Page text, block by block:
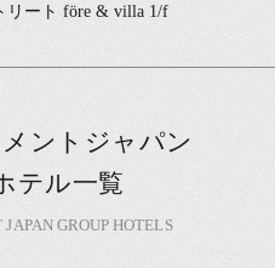
リート före & villa 1/f
ントジャパン
テル一覧
GROUP HOTELS